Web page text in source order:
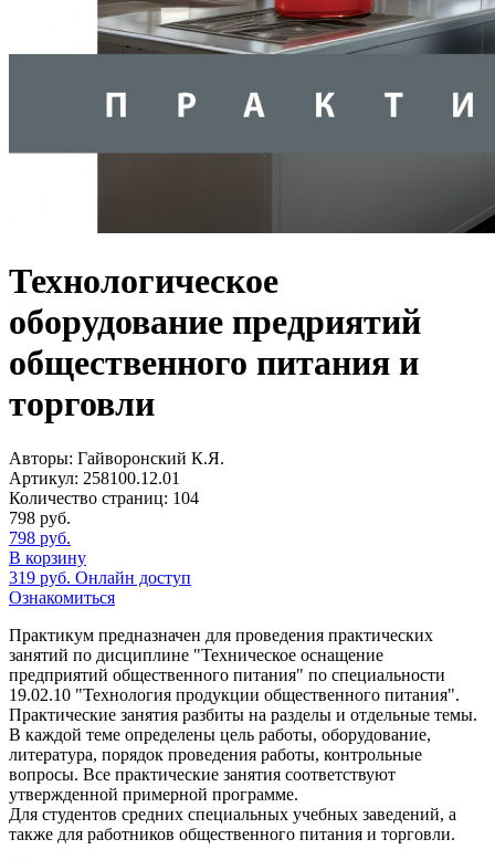
Технологическое
оборудование предриятий
общественного питания и
торговли
Авторы: Гайворонский К.Я.
Артикул: 258100.12.01
Количество страниц: 104
798 руб.
798 руб.
В корзину
319 руб. Онлайн доступ
Ознакомиться
Практикум предназначен для проведения практических
занятий по дисциплине "Техническое оснащение
предприятий общественного питания" по специальности
19.02.10 "Технология продукции общественного питания".
Практические занятия разбиты на разделы и отдельные темы.
В каждой теме определены цель работы, оборудование,
литература, порядок проведения работы, контрольные
вопросы. Все практические занятия соответствуют
утвержденной примерной программе.
Для студентов средних специальных учебных заведений, а
также для работников общественного питания и торговли.